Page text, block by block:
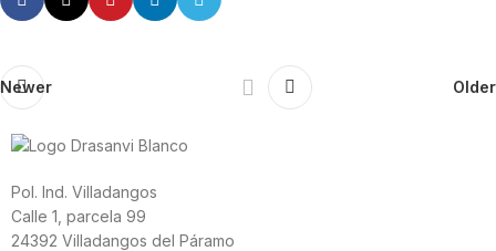
Newer Older
Pol. Ind. Villadangos
Calle 1, parcela 99
24392 Villadangos del Páramo